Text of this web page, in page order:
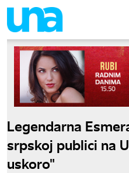
Legendarna
srpskoj publici na
uskoro"